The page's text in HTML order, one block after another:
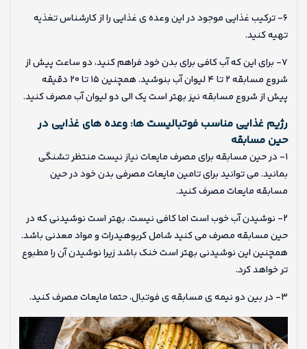
۶- ترکیب غذایی موجود در این وعده ی غذایی را از کارشناس تغذیه
تهیه کنید.
۷- برای این که آب کافی برای بدن خود فراهم کنید، دو ساعت پیش از
شروع مسابقه ۲ تا ۴ لیوان آب بنوشید. همچنین ۱۵ تا ۲۰ دقیقه
پیش از شروع مسابقه نیز بهتر است یک الی دو لیوان آب مصرف کنید.
رژیم غذایی مناسب فوتبالیست ها: وعده های غذایی در
حین مسابقه
۱- در حین مسابقه برای مصرف مایعات نیاز نیست منتظر تشنگی
بمانید. می توانید برای تامین مایعات مصرفی بدن خود در حین
مسابقه مایعات مصرف کنید.
۲- نوشیدن آب خوب است اما کافی نیست. بهتر است نوشیدنی که در
حین مسابقه مصرف می کنید شامل کربوهیدرات و مواد معدنی باشد.
همچنین این نوشیدنی بهتر است خنک باشد زیرا نوشیدن آن را مطبوع
تر خواهد کرد.
۳- در بین دو نیمه ی مسابقه ی فوتبال، حتما مایعات مصرف کنید.